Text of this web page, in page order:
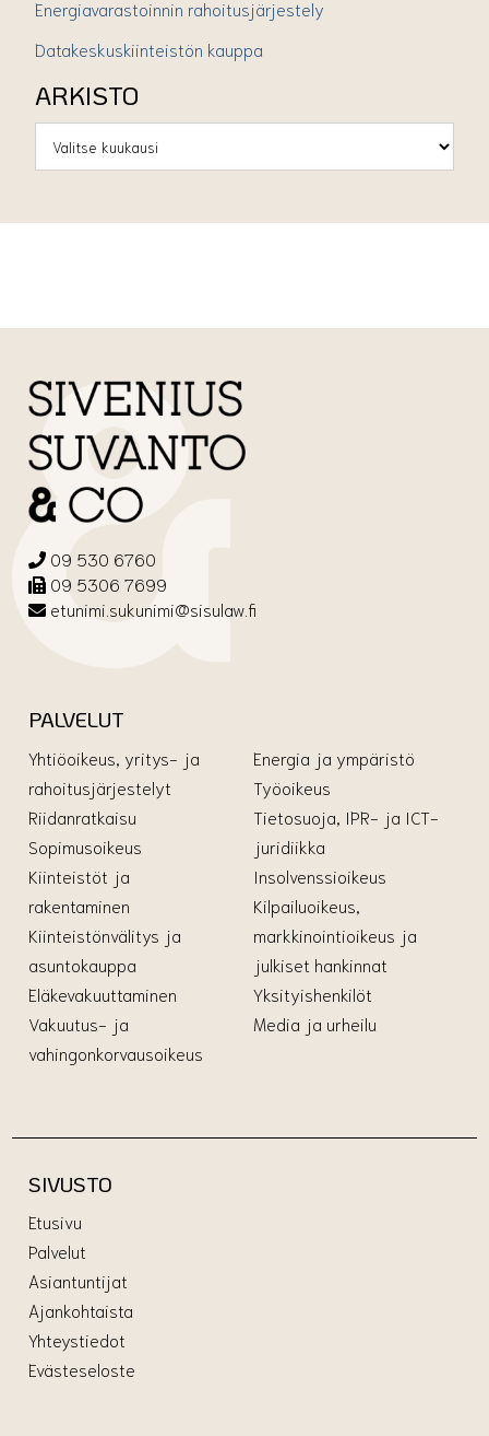
Energiavarastoinnin rahoitusjärjestely
Datakeskuskiinteistön kauppa
ARKISTO
09 530 6760
09 5306 7699
etunimi.sukunimi@sisulaw.fi
PALVELUT
Yhtiöoikeus, yritys- ja
rahoitusjärjestelyt
Riidanratkaisu
Sopimusoikeus
Kiinteistöt ja
rakentaminen
Kiinteistönvälitys ja
asuntokauppa
Eläkevakuuttaminen
Vakuutus- ja
vahingonkorvausoikeus
Energia ja ympäristö
Työoikeus
Tietosuoja, IPR- ja ICT-
juridiikka
Insolvenssioikeus
Kilpailuoikeus,
markkinointioikeus ja
julkiset hankinnat
Yksityishenkilöt
Media ja urheilu
SIVUSTO
Etusivu
Palvelut
Asiantuntijat
Ajankohtaista
Yhteystiedot
Evästeseloste